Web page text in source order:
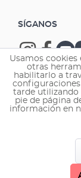
SÍGANOS
Copyright © 2026
Usamos
otras
habilitarlo a
tarde utilizando
pie de página
información en